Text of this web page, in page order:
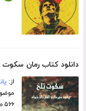
دانلود کتاب رمان سکوت
از:
۵۶۶ صفحه